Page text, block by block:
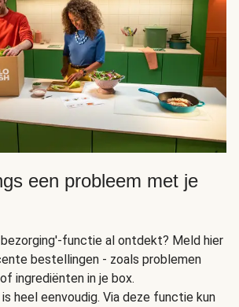
een probleem met je
bezorging'-functie al ontdekt? Meld hier
bestellingen - zoals problemen
ingrediënten in je box.
heel eenvoudig. Via deze functie kun